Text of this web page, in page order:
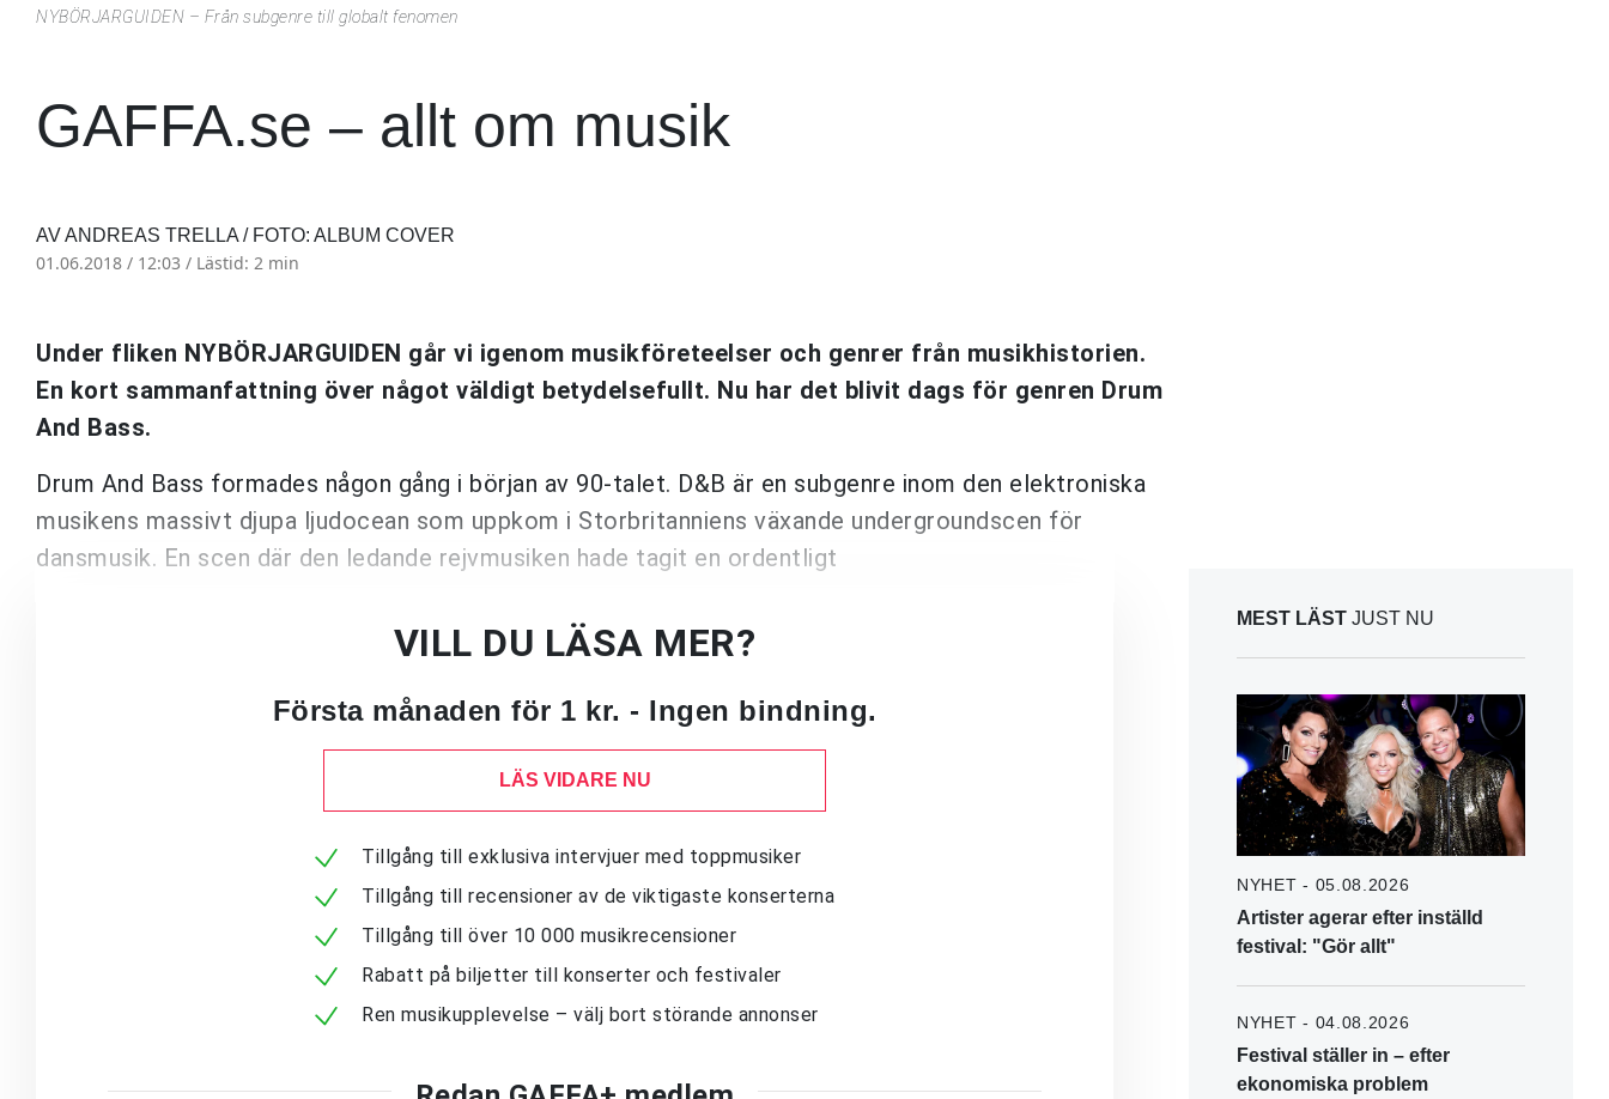
NYBÖRJARGUIDEN – Från subgenre till globalt fenomen
GAFFA.se – allt om musik
AV ANDREAS TRELLA / FOTO: ALBUM COVER
01.06.2018 / 12:03 / Lästid: 2 min
Under fliken NYBÖRJARGUIDEN går vi igenom musikföreteelser och genrer från musikhistorien.
En kort sammanfattning över något väldigt betydelsefullt. Nu har det blivit dags för genren Drum
And Bass.
Drum And Bass formades någon gång i början av 90-talet. D&B är en subgenre inom den elektroniska
musikens massivt djupa ljudocean som uppkom i Storbritanniens växande undergroundscen för
dansmusik. En scen där den ledande rejvmusiken hade tagit en ordentligt
VILL DU LÄSA MER?
Första månaden för 1 kr. - Ingen bindning.
LÄS VIDARE NU
Tillgång till exklusiva intervjuer med toppmusiker
Tillgång till recensioner av de viktigaste konserterna
Tillgång till över 10 000 musikrecensioner
Rabatt på biljetter till konserter och festivaler
Ren musikupplevelse – välj bort störande annonser
MEST LÄST JUST NU
NYHET - 05.08.2026
Artister agerar efter inställd
festival: "Gör allt"
NYHET - 04.08.2026
Festival ställer in – efter
ekonomiska problem